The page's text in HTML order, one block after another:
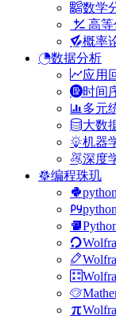
数学
高等
概率
数据分析
应用
时间
多元
大数
机器
深度
编程珠玑